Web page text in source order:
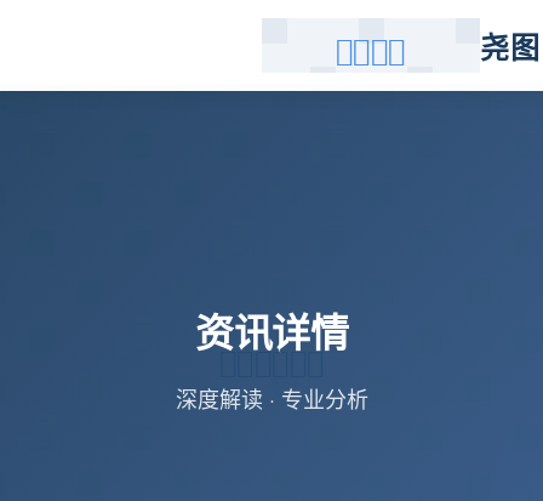
尧
资讯详情
深度解读 · 专业分析